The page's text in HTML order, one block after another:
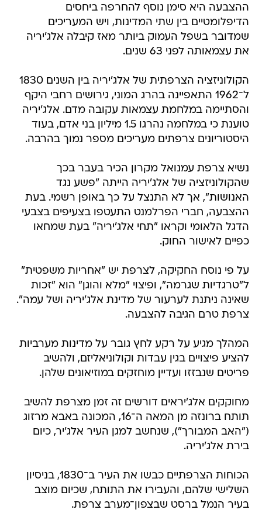
ההצבעה היא סימן נוסף להחרפה ביחסים
הדיפלומטיים בין שתי המדינות, ויש המעריכים
שמדובר בשפל העמוק ביותר מאז קיבלה אלג'יריה
את עצמאותה לפני 63 שנים.
הקולוניזציה הצרפתית של אלג'יריה בין השנים 1830
ל־1962 התאפיינה בהרג המוני, גירושים רחבי היקף
והסתיימה במלחמת עצמאות עקובה מדם. אלג'יריה
טוענת כי במלחמה נהרגו 1.5 מיליון בני אדם, בעוד
היסטוריונים צרפתים מעריכים מספר נמוך בהרבה.
נשיא צרפת עמנואל מקרון הכיר בעבר בכך
שהקולוניזציה של אלג'יריה הייתה "פשע נגד
האנושות", אך לא התנצל על כך באופן רשמי. בעת
ההצבעה, חברי הפרלמנט התעטפו בצעיפים בצבעי
הדגל הלאומי וקראו "תחי אלג'יריה" בעת שמחאו
כפיים לאישור החוק.
על פי נוסח החקיקה, לצרפת יש "אחריות משפטית"
ל"טרגדיות שגרמה", ופיצוי "מלא והוגן" הוא "זכות
שאינה ניתנת לערעור של מדינת אלג'יריה ושל עמה".
צרפת טרם הגיבה להצבעה.
המהלך מגיע על רקע לחץ גובר על מדינות מערביות
להציע פיצויים בגין עבדות וקולוניאליזם, ולהשיב
פריטים שנבזזו ועדיין מוחזקים במוזיאונים שלהן.
מחוקקים אלג'יראים דורשים זה זמן מצרפת להשיב
תותח ברונזה מן המאה ה־16, המכונה באבא מרזוג
("האב המבורך"), שנחשב למגן העיר אלג'יר, כיום
בירת אלג'יריה.
הכוחות הצרפתיים כבשו את העיר ב־1830, בניסיון
השלישי שלהם, והעבירו את התותח, שכיום מוצב
בעיר הנמל ברסט שבצפון־מערב צרפת.